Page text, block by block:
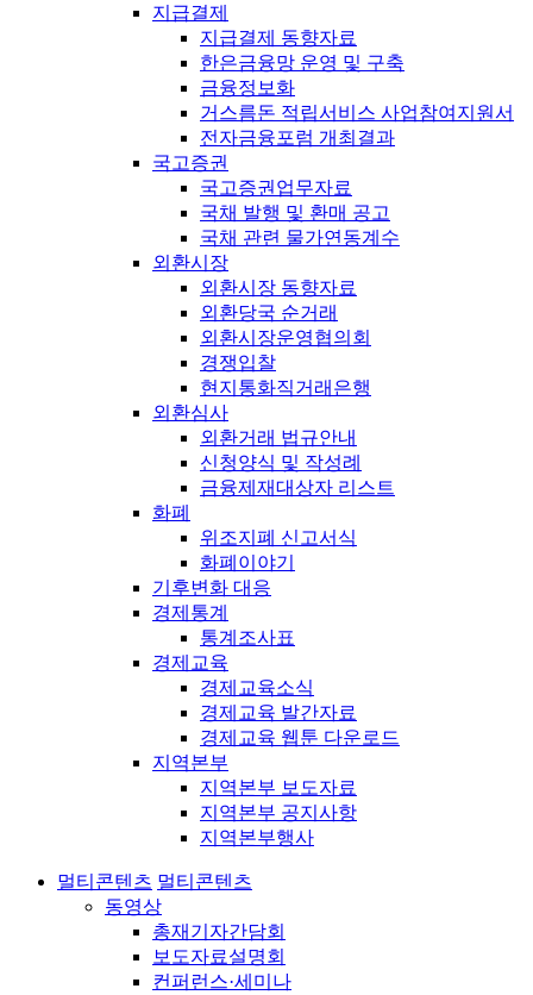
지급결제
지급결제 동향자료
한은금융망 운영 및 구축
금융정보화
거스름돈 적립서비스 사업참여지원서
전자금융포럼 개최결과
국고증권
국고증권업무자료
국채 발행 및 환매 공고
국채 관련 물가연동계수
외환시장
외환시장 동향자료
외환당국 순거래
외환시장운영협의회
경쟁입찰
현지통화직거래은행
외환심사
외환거래 법규안내
신청양식 및 작성례
금융제재대상자 리스트
화폐
위조지폐 신고서식
화폐이야기
기후변화 대응
경제통계
통계조사표
경제교육
경제교육소식
경제교육 발간자료
경제교육 웹툰 다운로드
지역본부
지역본부 보도자료
지역본부 공지사항
지역본부행사
멀티콘텐츠 멀티콘텐츠
동영상
총재기자간담회
보도자료설명회
컨퍼런스·세미나